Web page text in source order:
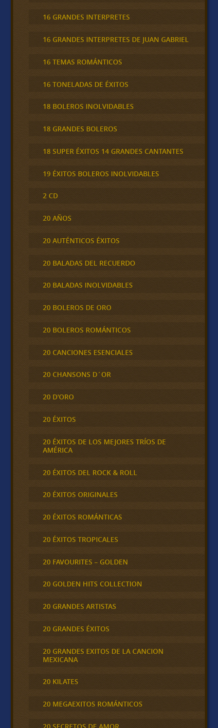
16 GRANDES INTERPRETES
16 GRANDES INTERPRETES DE JUAN GABRIEL
16 TEMAS ROMÁNTICOS
16 TONELADAS DE ÉXITOS
18 BOLEROS INOLVIDABLES
18 GRANDES BOLEROS
18 SUPER ÉXITOS 14 GRANDES CANTANTES
19 ÉXITOS BOLEROS INOLVIDABLES
2 CD
20 AÑOS
20 AUTÉNTICOS ÉXITOS
20 BALADAS DEL RECUERDO
20 BALADAS INOLVIDABLES
20 BOLEROS DE ORO
20 BOLEROS ROMÁNTICOS
20 CANCIONES ESENCIALES
20 CHANSONS D´OR
20 D'ORO
20 ÉXITOS
20 ÉXITOS DE LOS MEJORES TRÍOS DE
AMÉRICA
20 ÉXITOS DEL ROCK & ROLL
20 ÉXITOS ORIGINALES
20 ÉXITOS ROMÁNTICAS
20 ÉXITOS TROPICALES
20 FAVOURITES – GOLDEN
20 GOLDEN HITS COLLECTION
20 GRANDES ARTISTAS
20 GRANDES ÉXITOS
20 GRANDES EXITOS DE LA CANCION
MEXICANA
20 KILATES
20 MEGAEXITOS ROMÁNTICOS